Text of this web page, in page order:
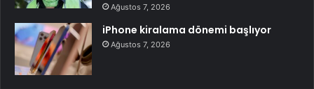
Ağustos 7, 2026
iPhone kiralama dönemi başlıyor
Ağustos 7, 2026